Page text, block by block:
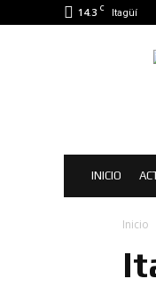
14.3 C Itagüí
Itagüí
INICIO
Inicio